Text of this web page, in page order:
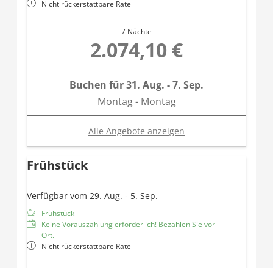
Nicht rückerstattbare Rate
7 Nächte
2.074,10 €
Buchen für31. Aug. - 7. Sep.
Montag - Montag
Alle Angebote anzeigen
Frühstück
Verfügbar vom 29. Aug. - 5. Sep.
Frühstück
Keine Vorauszahlung erforderlich! Bezahlen Sie vor
Ort.
Nicht rückerstattbare Rate